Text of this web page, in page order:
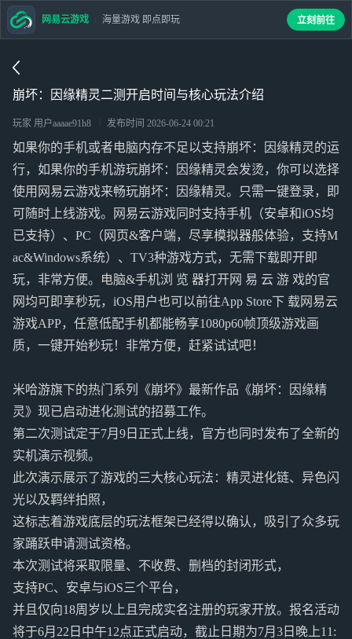
崩坏：因缘精灵二测开启时间与核心玩法介绍
玩家 用户aaaae91h8 发布时间 2026-06-24 00:21
如果你的手机或者电脑内存不足以支持崩坏：因缘精灵的运
行，如果你的手机游玩崩坏：因缘精灵会发烫，你可以选择
使用网易云游戏来畅玩崩坏：因缘精灵。只需一键登录，即
可随时上线游戏。网易云游戏同时支持手机（安卓和iOS均
已支持）、PC（网页&客户端，尽享模拟器般体验，支持M
ac&Windows系统）、TV3种游戏方式，无需下载即开即
玩，非常方便。电脑&手机浏 览 器打开网 易 云 游 戏的官
网均可即享秒玩，iOS用户也可以前往App Store下 载网易云
游戏APP，任意低配手机都能畅享1080p60帧顶级游戏画
质，一键开始秒玩！非常方便，赶紧试试吧！
米哈游旗下的热门系列《崩坏》最新作品《崩坏：因缘精
灵》现已启动进化测试的招募工作。
第二次测试定于7月9日正式上线，官方也同时发布了全新的
实机演示视频。
此次演示展示了游戏的三大核心玩法：精灵进化链、异色闪
光以及羁绊拍照，
这标志着游戏底层的玩法框架已经得以确认，吸引了众多玩
家踊跃申请测试资格。
本次测试将采取限量、不收费、删档的封闭形式，
支持PC、安卓与iOS三个平台，
并且仅向18周岁以上且完成实名注册的玩家开放。报名活动
将于6月22日中午12点正式启动，截止日期为7月3日晚上11:
网易云游戏 海量游戏 即点即玩 立刻前往